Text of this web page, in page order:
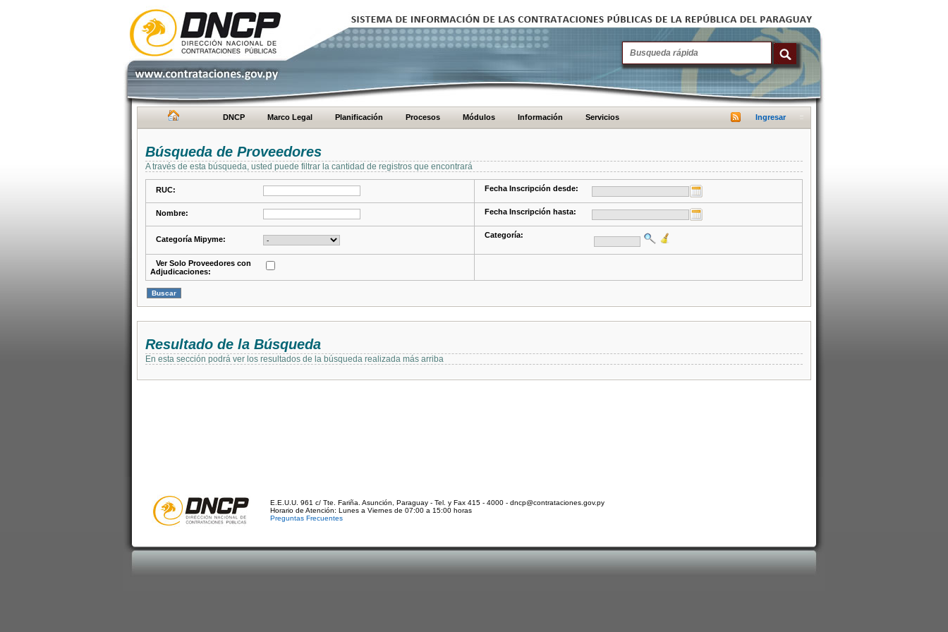
DNCP Marco Legal Planificación Procesos Módulos Información Servicios Ingresar
Búsqueda de Proveedores
A través de esta búsqueda, usted puede filtrar la cantidad de registros que encontrará
RUC: Fecha Inscripción desde:
Nombre: Fecha Inscripción hasta:
Categoría Mipyme: Categoría:
Ver Solo Proveedores con
Adjudicaciones:
Resultado de la Búsqueda
En esta sección podrá ver los resultados de la búsqueda realizada más arriba
E.E.U.U. 961 c/ Tte. Fariña. Asunción, Paraguay - Tel. y Fax 415 - 4000 - dncp@contrataciones.gov.py
Horario de Atención: Lunes a Viernes de 07:00 a 15:00 horas
Preguntas Frecuentes